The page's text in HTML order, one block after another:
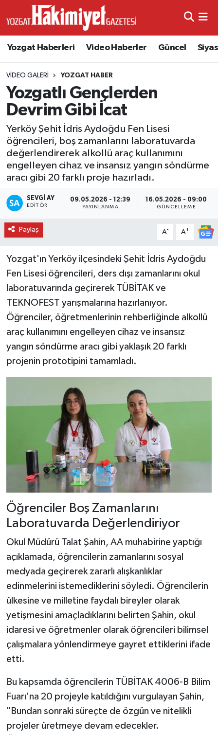
Yozgat Haberleri Video Haberler Güncel
VIDEO GALERI YOZGAT HABER
Yozgatlı Gençlerden
Devrim Gibi İcat
Yerköy Şehit İdris Aydoğdu Fen Lisesi
öğrencileri, boş zamanlarını laboratuvarda
değerlendirerek alkollü araç kullanımını
engelleyen cihaz ve insansız yangın söndürme
aracı gibi 20 farklı proje hazırladı.
SEVGI AY
EDITÖR
09.05.2026 - 12:39
YAYINLANMA
16.05.2026 - 09:00
GÜNCELLEME
Paylaş A- A+
Yozgat'ın Yerköy ilçesindeki Şehit İdris Aydoğdu
Fen Lisesi öğrencileri, ders dışı zamanlarını okul
laboratuvarında geçirerek TÜBİTAK ve
TEKNOFEST yarışmalarına hazırlanıyor.
Öğrenciler, öğretmenlerinin rehberliğinde alkollü
araç kullanımını engelleyen cihaz ve insansız
yangın söndürme aracı gibi yaklaşık 20 farklı
projenin prototipini tamamladı.
Öğrenciler Boş Zamanlarını
Laboratuvarda Değerlendiriyor
Okul Müdürü Talat Şahin, AA muhabirine yaptığı
açıklamada, öğrencilerin zamanlarını sosyal
medyada geçirerek zararlı alışkanlıklar
edinmelerini istemediklerini söyledi. Öğrencilerin
ülkesine ve milletine faydalı bireyler olarak
yetişmesini amaçladıklarını belirten Şahin, okul
idaresi ve öğretmenler olarak öğrencileri bilimsel
çalışmalara yönlendirmeye gayret ettiklerini ifade
etti.
Bu kapsamda öğrencilerin TÜBİTAK 4006-B Bilim
Fuarı'na 20 projeyle katıldığını vurgulayan Şahin,
"Bundan sonraki süreçte de özgün ve nitelikli
projeler üretmeye devam edecekler.